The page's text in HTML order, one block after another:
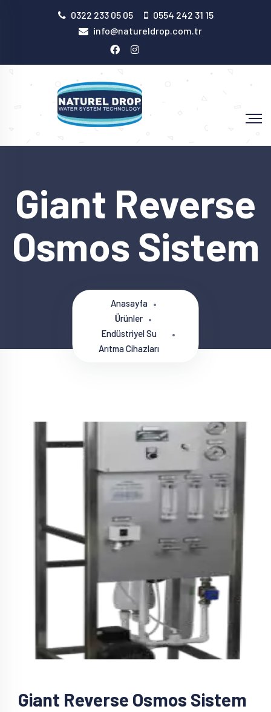
0322 233 05 05
0554 242 31 15
info@natureldrop.com.tr
Giant Reverse
Osmos Sistem
Anasayfa
Ürünler
Endüstriyel Su
Arıtma Cihazları
Giant Reverse Osmos Sistem